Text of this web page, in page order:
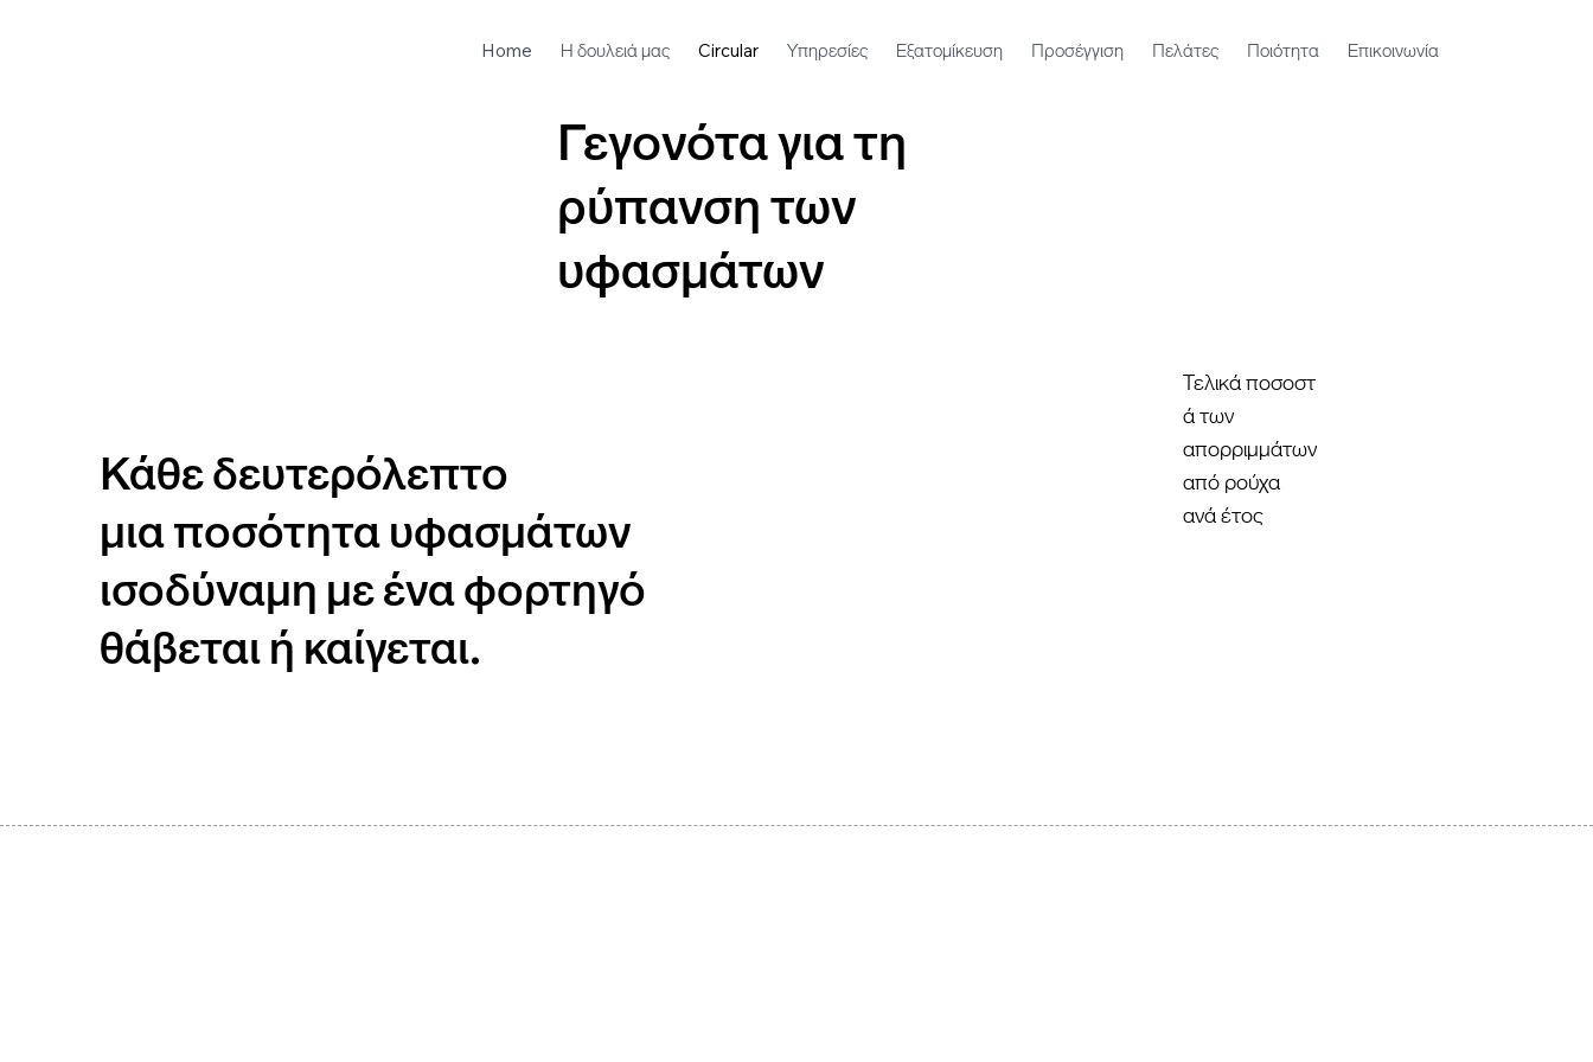
Home Η δουλειά μας Circular Υπηρεσίες Εξατομίκευση Προσέγγιση Πελάτες Ποιότητα Επικοινωνία
Γεγονότα για τη
ρύπανση των
υφασμάτων
Κάθε δευτερόλεπτο
μια ποσότητα υφασμάτων
ισοδύναμη με ένα φορτηγό
θάβεται ή καίγεται.
Τελικά ποσοστ
ά των
απορριμμάτων
από ρούχα
ανά έτος